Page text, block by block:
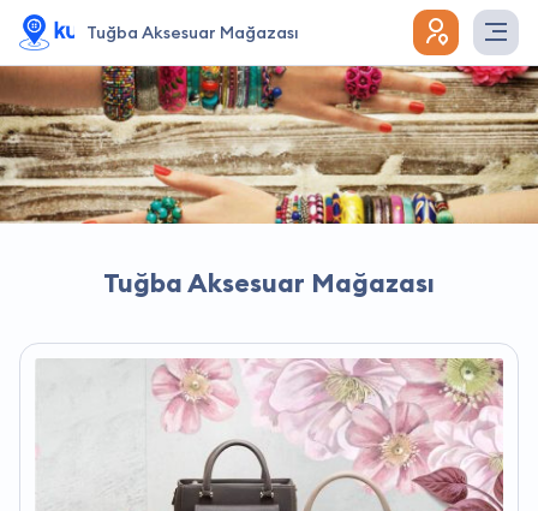
Tuğba Aksesuar Mağazası
Tuğba Aksesuar Mağazası